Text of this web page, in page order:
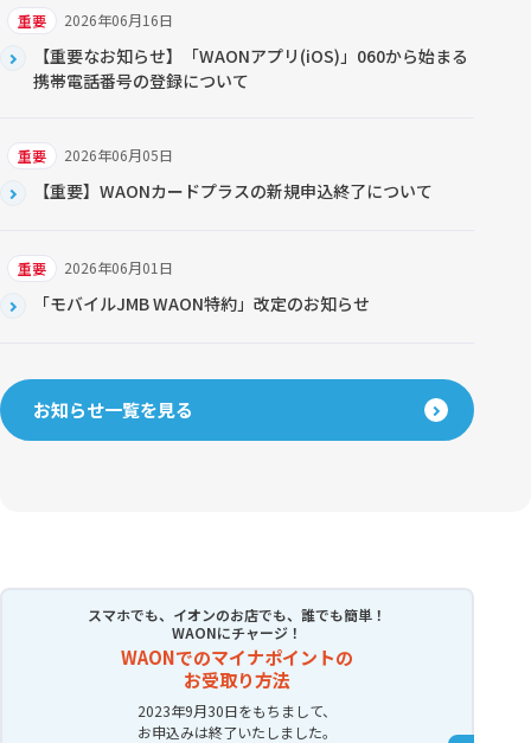
2026年06月16日
重要
【重要なお知らせ】「WAONアプリ(iOS)」060から始まる
携帯電話番号の登録について
2026年06月05日
重要
【重要】WAONカードプラスの新規申込終了について
2026年06月01日
重要
「モバイルJMB WAON特約」改定のお知らせ
お知らせ一覧を見る
スマホでも、イオンのお店でも、誰でも簡単！
WAONにチャージ！
WAONでのマイナポイントの
お受取り方法
2023年9月30日をもちまして、
お申込みは終了いたしました。